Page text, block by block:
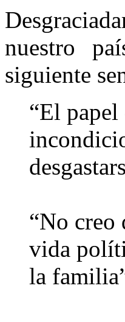
nuestro
siguiente
“El papel
“No creo
vida
la